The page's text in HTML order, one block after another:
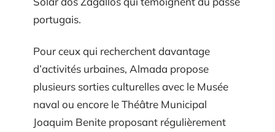
portugais.
Pour ceux qui recherchent davantage
d’activités urbaines, Almada propose
plusieurs sorties culturelles avec le Musée
naval ou encore le Théâtre Municipal
Joaquim Benite proposant régulièrement